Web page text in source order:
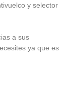
y selector
a sus
ya que es